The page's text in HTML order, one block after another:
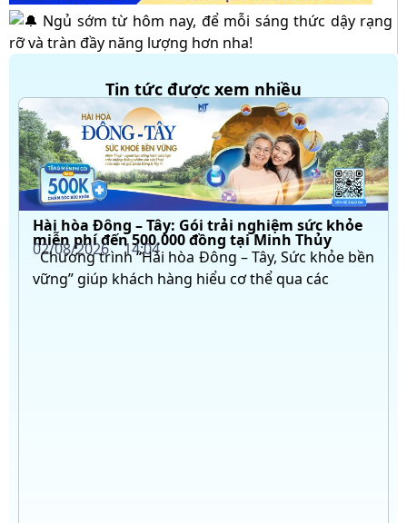
Ngủ sớm từ hôm nay, để mỗi sáng thức dậy rạng
rỡ và tràn đầy năng lượng hơn nha!
Tin tức được xem nhiều
Hài hòa Đông – Tây: Gói trải nghiệm sức khỏe
miễn phí đến 500.000 đồng tại Minh Thủy
02/08/2026 14:04
Chương trình “Hài hòa Đông – Tây, Sức khỏe bền
vững” giúp khách hàng hiểu cơ thể qua các